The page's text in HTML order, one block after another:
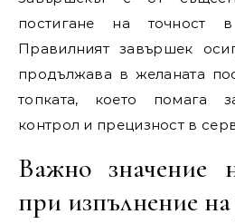
постигане на точност
Правилният завършек
продължава в желаната
топката, което помага
контрол и прецизност в
Важно значение
при изпълнение